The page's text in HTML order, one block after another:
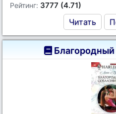
Рейтинг: 3777 (4.71)
Читать
Благородный